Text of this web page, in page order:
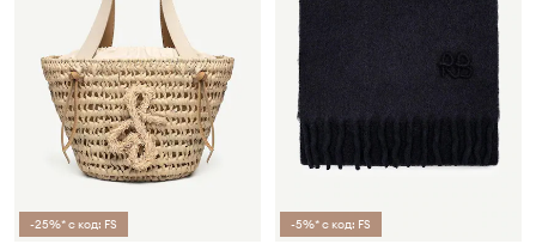
-25%* с код: FS -5%* с код: FS